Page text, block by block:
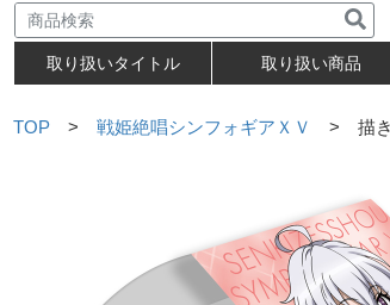
取り扱いタイトル 取り扱い商品
TOP > 戦姫絶唱シンフォギアＸＶ > 描き